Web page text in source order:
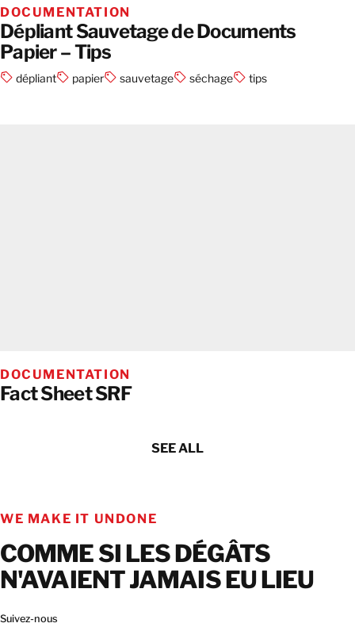
DOCUMENTATION
Dépliant Sauvetage de Documents
Papier – Tips
dépliant papier sauvetage séchage tips
DOCUMENTATION
Fact Sheet SRF
SEE ALL
WE MAKE IT UNDONE
COMME SI LES DÉGÂTS
N'AVAIENT JAMAIS EU LIEU
Suivez-nous